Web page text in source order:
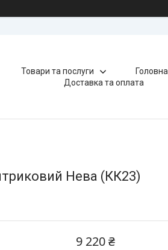
Товари та послуги Головна
Доставка та оплата
Нева (КК23)
9 220 ₴